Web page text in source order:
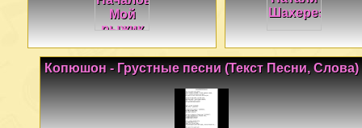
Копюшон - Грустные песни (Текст Песни, Слова)